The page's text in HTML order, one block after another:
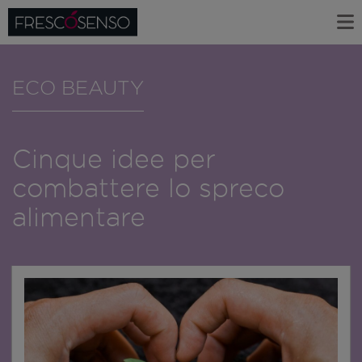
ECO BEAUTY
Cinque idee per
combattere lo spreco
alimentare